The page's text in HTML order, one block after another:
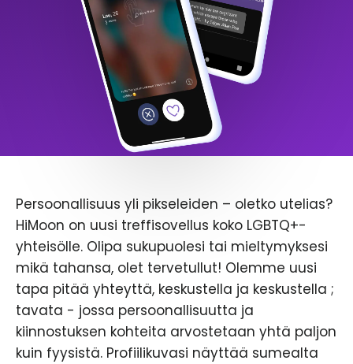
Persoonallisuus yli pikseleiden – oletko utelias?
HiMoon on uusi treffisovellus koko LGBTQ+-
yhteisölle. Olipa sukupuolesi tai mieltymyksesi
mikä tahansa, olet tervetullut! Olemme uusi
tapa pitää yhteyttä, keskustella ja keskustella ;
tavata - jossa persoonallisuutta ja
kiinnostuksen kohteita arvostetaan yhtä paljon
kuin fyysistä. Profiilikuvasi näyttää sumealta